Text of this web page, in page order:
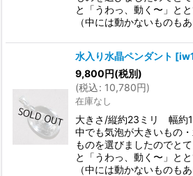
と「うわっ、動く〜」とと
（中には動かないものも
水入り水晶ペンダント [
9,800円(税別)
(税込: 10,780円)
在庫なし
大きさ/縦約23ミリ 幅約
中でも気泡が大きいもの
ものを選びましたのでと
と「うわっ、動く〜」とと
（中には動かないものも